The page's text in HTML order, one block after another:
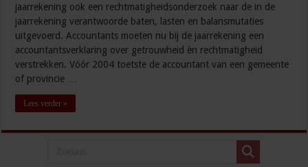
jaarrekening ook een rechtmatigheidsonderzoek naar de in de
jaarrekening verantwoorde baten, lasten en balansmutaties
uitgevoerd. Accountants moeten nu bij de jaarrekening een
accountantsverklaring over getrouwheid èn rechtmatigheid
verstrekken. Vóór 2004 toetste de accountant van een gemeente
of provincie …
Lees verder »